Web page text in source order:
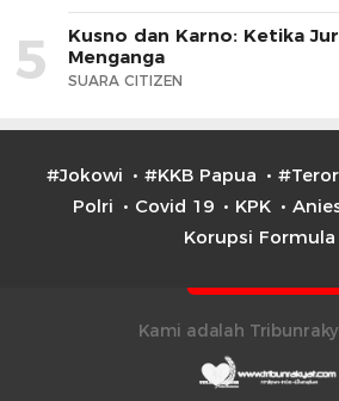
5
Kusno dan Karno: Ketika
Menganga
SUARA CITIZEN
#Jokowi #KKB Papua
Polri
Covid 19 KPK
Korupsi Formula
Kami adalah